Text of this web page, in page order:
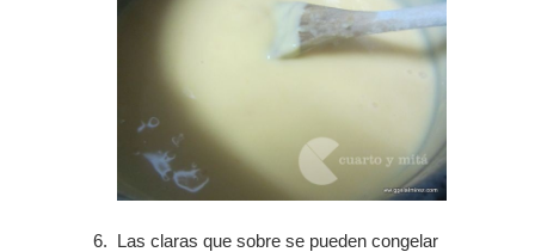
Las claras que sobre se pueden congelar